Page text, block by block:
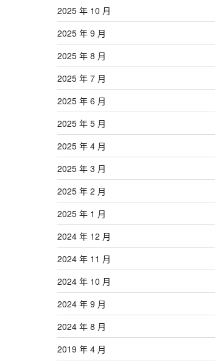
2025 年 10 月
2025 年 9 月
2025 年 8 月
2025 年 7 月
2025 年 6 月
2025 年 5 月
2025 年 4 月
2025 年 3 月
2025 年 2 月
2025 年 1 月
2024 年 12 月
2024 年 11 月
2024 年 10 月
2024 年 9 月
2024 年 8 月
2019 年 4 月